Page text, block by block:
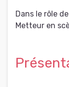
Dans le rôle
Metteur en